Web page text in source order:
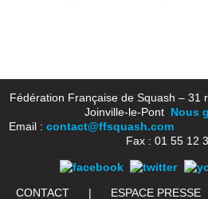
Fédération Française de Squash – 31
Joinville-le-Pont Nous
Email : contact@ffsquash.com
Fax : 01 55 12
CONTACT | ESPACE PRESSE